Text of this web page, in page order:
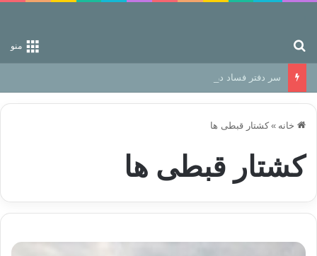
منو
سر دفتر فساد در زمین‌، دوری وکناره‌گیری از راه خداست‌!
خانه » کشتار قبطی ها
کشتار قبطی ها